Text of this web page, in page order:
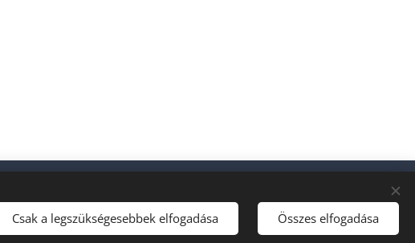
Csak a legszükségesebbek elfogadása Összes elfogadása